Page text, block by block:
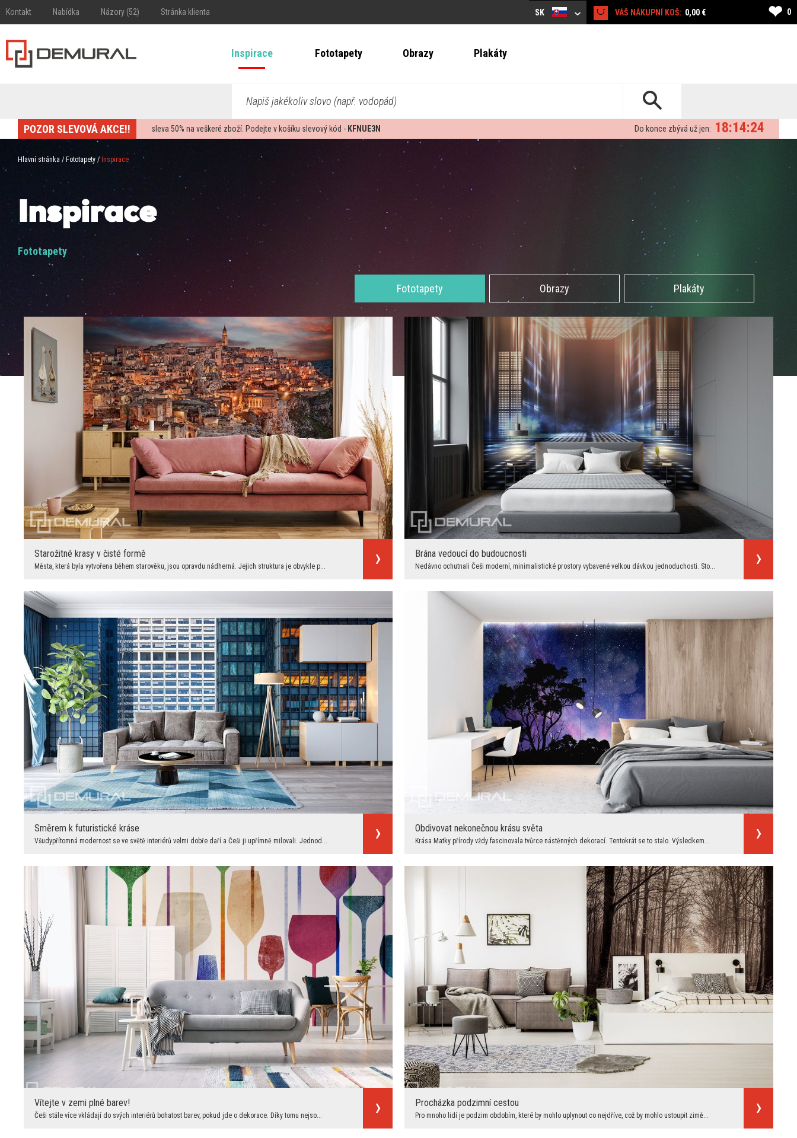
Kontakt Nabídka Názory (52) Stránka klienta SK VÁŠ NÁKUPNÍ KOŠ: 0,00 € ❤ 0
Inspirace Fototapety Obrazy Plakáty
Napiš jakékoliv slovo (např. vodopád)
POZOR SLEVOVÁ AKCE!! sleva50% na veškeré zboží. Podejte v košíku slevový kód - KFNUE3N 18:14:21
Do konce zbývá už jen:
Hlavní stránka / Fototapety / Inspirace
Inspirace
Fototapety
Fototapety Obrazy Plakáty
Starožitné krasy v čisté formě
Města, která byla vytvořena během starověku, jsou opravdu nádherná. Jejich struktura je obvykle p...
Brána vedoucí do budoucnosti
Nedávno ochutnali Češi moderní, minimalistické prostory vybavené velkou dávkou jednoduchosti. Sto...
Směrem k futuristické kráse
Všudypřítomná modernost se ve světě interiérů velmi dobře daří a Češi ji upřímně milovali. Jednod...
Obdivovat nekonečnou krásu světa
Krása Matky přírody vždy fascinovala tvůrce nástěnných dekorací. Tentokrát se to stalo. Výsledkem...
Vítejte v zemi plné barev!
Češi stále více vkládají do svých interiérů bohatost barev, pokud jde o dekorace. Díky tomu nejso...
Procházka podzimní cestou
Pro mnoho lidí je podzim obdobím, které by mohlo uplynout co nejdříve, což by mohlo ustoupit zimě...